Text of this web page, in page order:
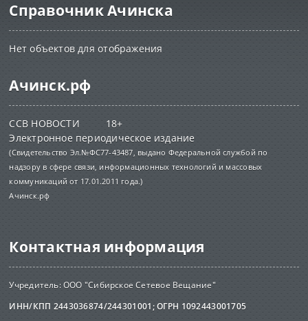
Справочник Ачинска
Нет объектов для отображения
Ачинск.рф
ССВ НОВОСТИ 18+
Электронное периодическое издание
(Свидетельство Эл.№ФС77-43487, выдано Федеральной службой по
надзору в сфере связи, информационных технологий и массовых
коммуникаций от 17.01.2011 года.)
Ачинск.рф
Контактная информация
Учредитель: ООО "Сибирское Сетевое Вещание"
ИНН/КПП 2443036874/244301001; ОГРН 1092443001705